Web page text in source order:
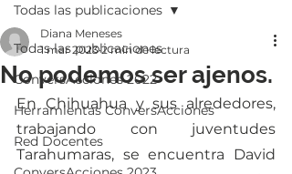
Todas las publicaciones
ConversAcciones 2022
Herramientas ConversAcciones
Red Docentes
Todas las publicaciones
No podemos ser ajenos.
Diana Meneses
1 mar 2023 2 min de lectura
En Chihuahua y sus alrededores,
trabajando con juventudes
Tarahumaras, se encuentra David